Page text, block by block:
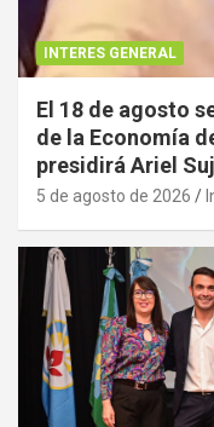
INTERES GENERAL
El 18 de agosto
de la Economía
presidirá Ariel
5 de agosto de 2026